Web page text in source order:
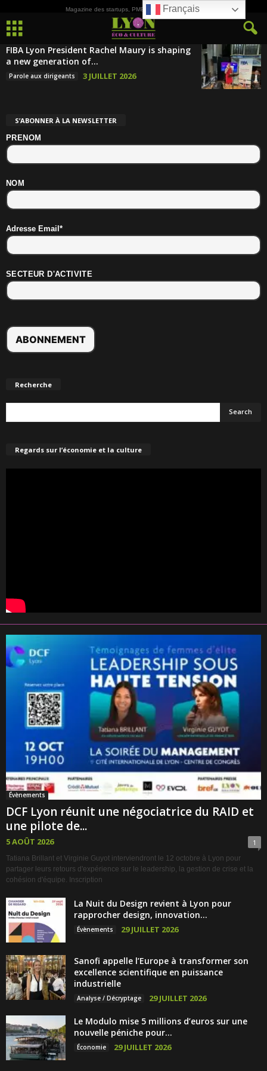
Magazine des startups, PME, ETI et de la Culture
FIBA Lyon President Rachel Maury is shaping
a new generation of...
Parole aux dirigeants 3 JUILLET 2026
S’ABONNER À LA NEWSLETTER
PRENOM
NOM
Adresse Email*
SECTEUR D'ACTIVITE
Recherche
Regards sur l’économie et la culture
Évènements
DCF Lyon réunit une négociatrice du RAID et
une pilote de...
5 AOÛT 2026 1
Tatiana Brillant et Virginie Guyot interviendront le 12 octobre à Lyon pour
partager leurs retours d'expérience sur le leadership, la gestion de crise et la
cohésion d'équipe. Inscription
La Nuit du Design revient à Lyon pour
rapprocher design, innovation...
Évènements 29 JUILLET 2026
Sanofi appelle l’Europe à transformer son
excellence scientifique en puissance
industrielle
Analyse / Décryptage 29 JUILLET 2026
Le Modulo mise 5 millions d’euros sur une
nouvelle péniche pour...
Économie 29 JUILLET 2026
Français